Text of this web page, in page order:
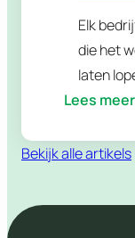
Elk
die het
laten
slim
voor…
Lees meer
Bekijk alle artikels